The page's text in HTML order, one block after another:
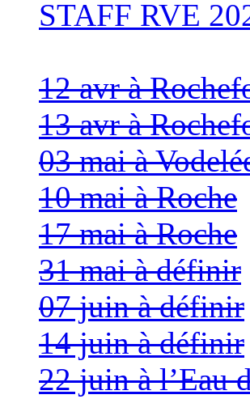
STAFF RVE
12 avr à
13 avr à
03 mai à
10 mai à Roche
17 mai à Roche
31 mai à définir
07 juin à définir
14 juin à définir
22 juin à l’Eau